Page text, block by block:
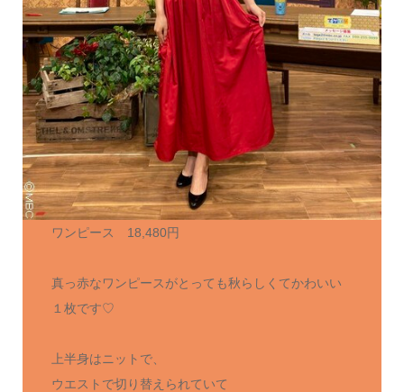
ワンピース 18,480円
真っ赤なワンピースがとっても秋らしくてかわいい
１枚です♡
上半身はニットで、
ウエストで切り替えられていて